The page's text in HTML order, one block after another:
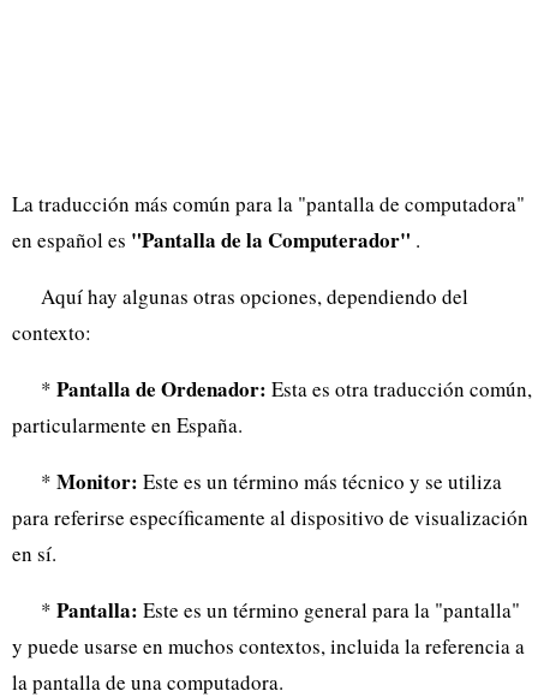
La traducción más común para la "pantalla de computadora"
en español es "Pantalla de la Computerador" .
Aquí hay algunas otras opciones, dependiendo del
contexto:
* Pantalla de Ordenador: Esta es otra traducción común,
particularmente en España.
* Monitor: Este es un término más técnico y se utiliza
para referirse específicamente al dispositivo de visualización
en sí.
* Pantalla: Este es un término general para la "pantalla"
y puede usarse en muchos contextos, incluida la referencia a
la pantalla de una computadora.